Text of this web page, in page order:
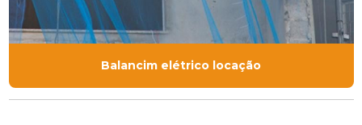
Balancim elétrico locação